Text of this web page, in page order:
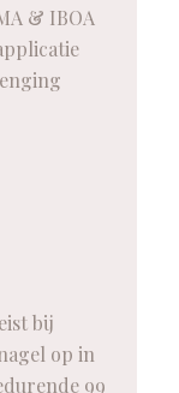
& IBOA
bij
op in
99